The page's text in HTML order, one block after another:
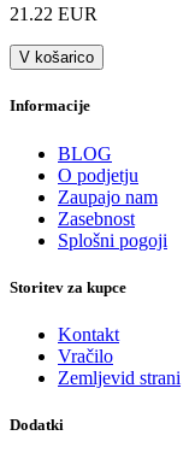
21.22 EUR
V košarico
Informacije
BLOG
O podjetju
Zaupajo nam
Zasebnost
Splošni pogoji
Storitev za kupce
Kontakt
Vračilo
Zemljevid strani
Dodatki